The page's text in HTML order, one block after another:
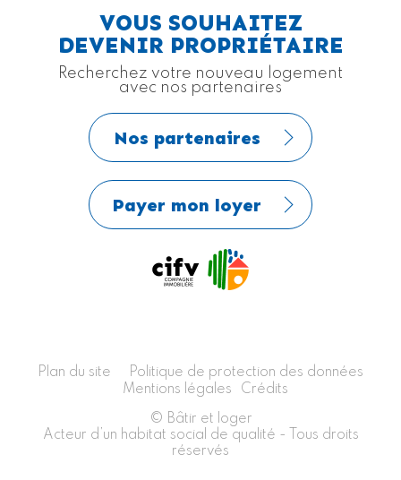
VOUS SOUHAITEZ
DEVENIR PROPRIÉTAIRE
Recherchez votre nouveau logement
avec nos partenaires
Nos partenaires
Payer mon loyer
© Bâtir et loger
Acteur d’un habitat social de qualité - Tous droits
réservés
Plan du site
Politique de protection des données
Mentions légales
Crédits